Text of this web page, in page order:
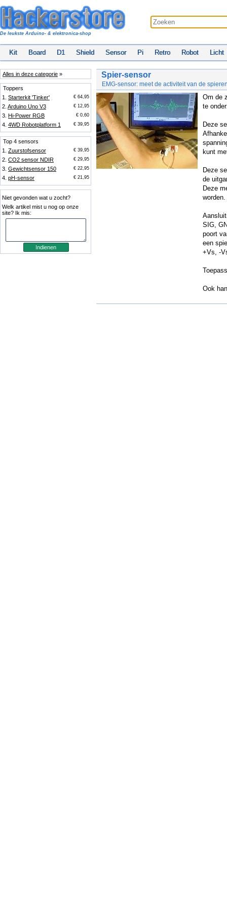
De leukste Arduino- & elektronica-shop
Kit Board D1 Shield Sensor Pi Retro Robot Licht
Alles in deze categorie »
Toppers
1. Starterkit 'Tinker' € 64,95
2. Arduino Uno V3 € 12,95
3. Hi-Power RGB € 0,60
4. 4WD Robotplatform 1 € 39,95
Top 4 sensors
1. Zuurstofsensor € 39,95
2. CO2 sensor NDIR € 29,95
3. Gewichtsensor 150 € 22,95
4. pH-sensor € 21,95
Niet gevonden wat u zocht?
Welk artikel mist u nog op onze
site? Ik mis:
Spier-sensor
EMG-sensor: meet de activiteit van de
Om de
te
Deze
kunt
Deze
de
Deze
SIG,
poort
een
+Vs, -
Ook